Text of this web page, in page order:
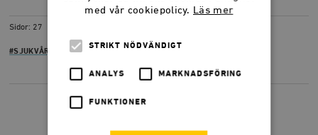
Sidor: 27
#SJUKVÅRD
med vår cookiepolicy. Läs mer
STRIKT NÖDVÄNDIGT
ANALYS MARKNADSFÖRING
FUNKTIONER